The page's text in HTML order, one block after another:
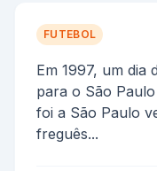
FUTEBOL
Em 1997, um dia
para o São
foi a São Paulo
freguês...